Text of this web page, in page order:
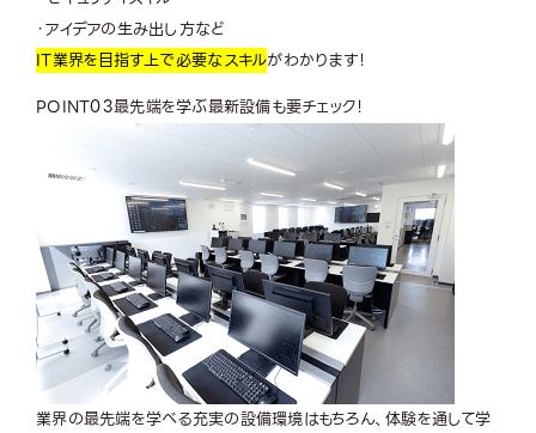
・アイデアの生み出し方など
IT業界を目指す上で必要なスキルがわかります！
POINT03最先端を学ぶ最新設備も要チェック！
業界の最先端を学べる充実の設備環境はもちろん、体験を通して学